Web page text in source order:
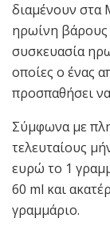
διαμένουν στα
ηρωίνη βάρους
συσκευασία
οποίες ο ένας
προσπαθήσει
Σύμφωνα με
τελευταίους
ευρώ το 1
60 ml και
γραμμάριο.